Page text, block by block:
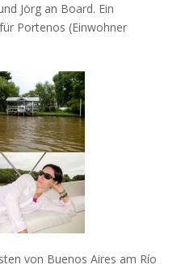
Jörg an Board. Ein
Portenos (Einwohner
von Buenos Aires am Río